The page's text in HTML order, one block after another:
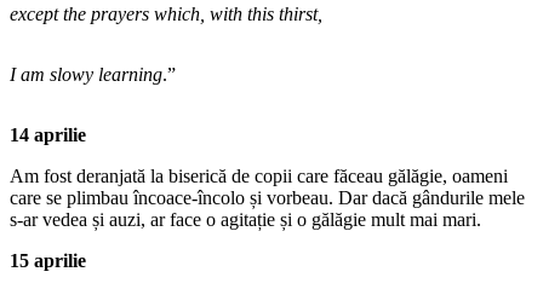
except the prayers which, with this thirst,
I am slowy learning.”
14 aprilie
Am fost deranjată la biserică de copii care făceau gălăgie, oameni
care se plimbau încoace-încolo și vorbeau. Dar dacă gândurile mele
s-ar vedea și auzi, ar face o agitație și o gălăgie mult mai mari.
15 aprilie